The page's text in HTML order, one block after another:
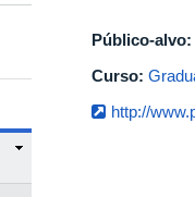
Público-alvo:
Curso:
http://